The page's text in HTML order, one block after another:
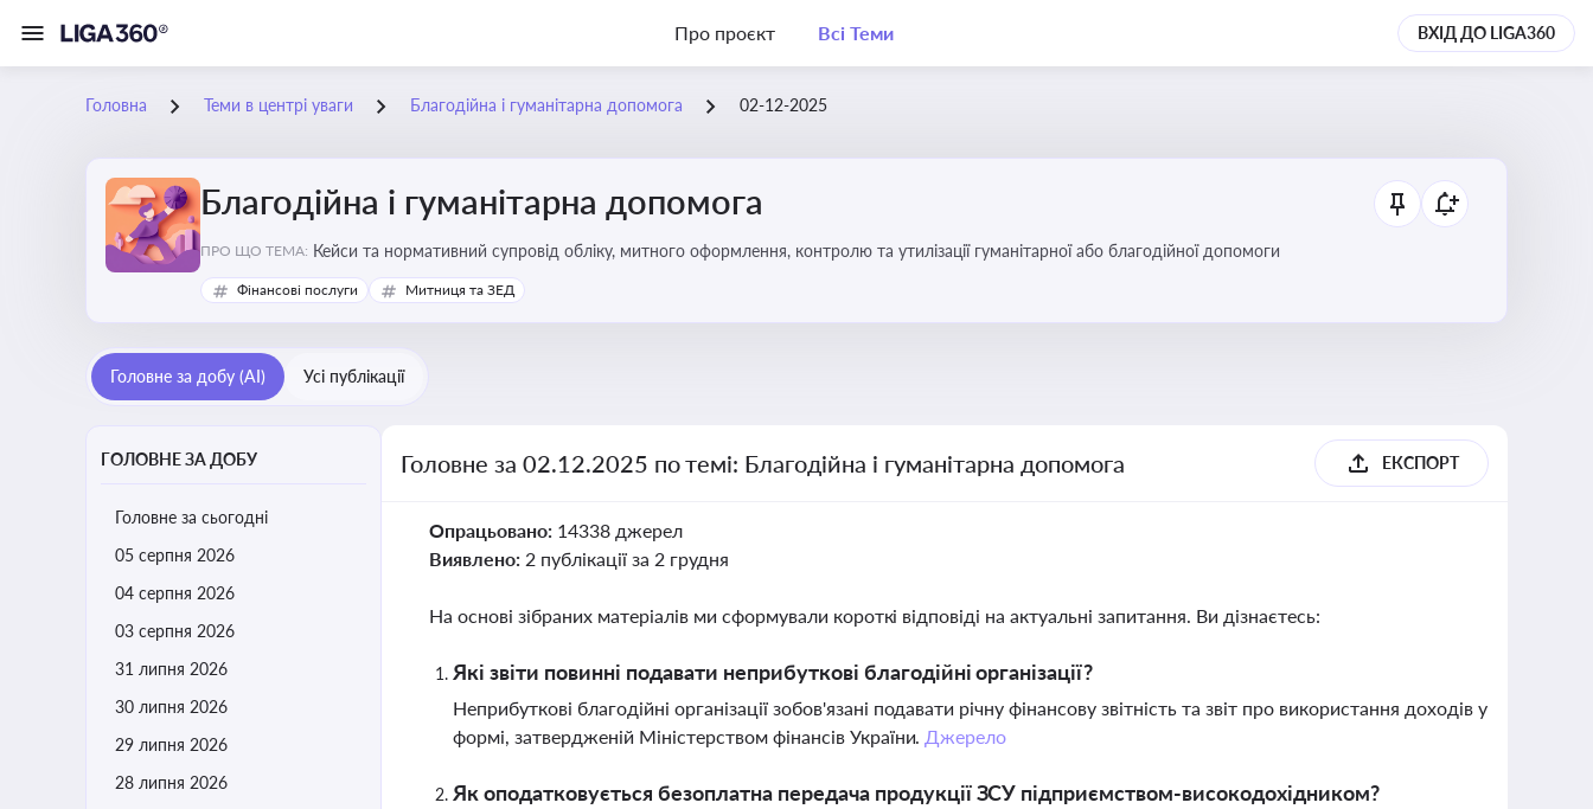
Про проєкт Всі Теми ВХІД ДО LIGA360
Головна Теми в центрі уваги Благодійна і гуманітарна допомога 02-12-2025
Благодійна і гуманітарна допомога
ПРО ЩО ТЕМА: Кейси та нормативний супровід обліку, митного оформлення, контролю та утилізації гуманітарної або благодійної допомоги
Фінансові послуги Митниця та ЗЕД
Головне за добу (AI) Усі публікації
ГОЛОВНЕ ЗА ДОБУ
Головне за сьогодні
05 серпня 2026
04 серпня 2026
03 серпня 2026
31 липня 2026
30 липня 2026
29 липня 2026
28 липня 2026
Головне за 02.12.2025 по темі: Благодійна і гуманітарна допомога ЕКСПОРТ
Опрацьовано: 14338 джерел
Виявлено: 2 публікації за 2 грудня
На основі зібраних матеріалів ми сформували короткі відповіді на актуальні запитання. Ви дізнаєтесь:
Які звіти повинні подавати неприбуткові благодійні організації?
Неприбуткові благодійні організації зобов'язані подавати річну фінансову звітність та звіт про використання доходів у
формі, затвердженій Міністерством фінансів України. Джерело
Як оподатковується безоплатна передача продукції ЗСУ підприємством-високодохідником?